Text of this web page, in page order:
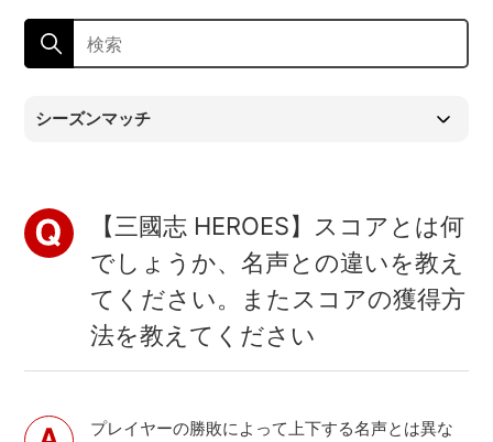
シーズンマッチ
【三國志 HEROES】スコアとは何
でしょうか、名声との違いを教え
てください。またスコアの獲得方
法を教えてください
プレイヤーの勝敗によって上下する名声とは異な